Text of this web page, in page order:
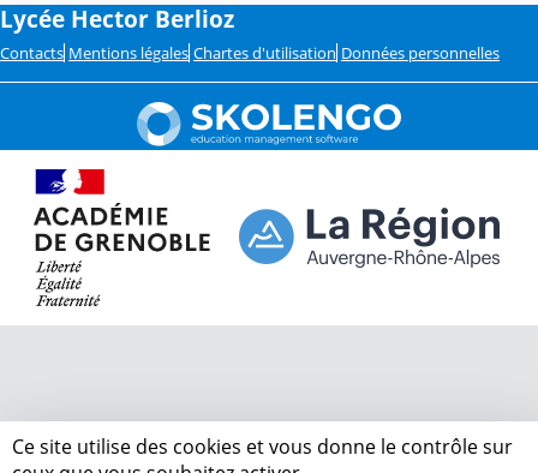
Lycée Hector Berlioz
Contacts Mentions légales Chartes d'utilisation Données personnelles
Ce site utilise des cookies et vous donne le contrôle sur